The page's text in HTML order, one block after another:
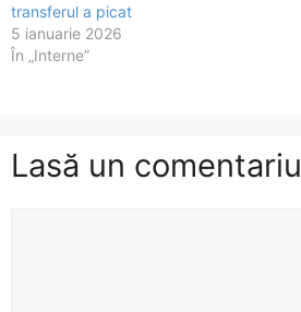
transferul a picat
5 ianuarie 2026
În „Interne”
Lasă un comentariu